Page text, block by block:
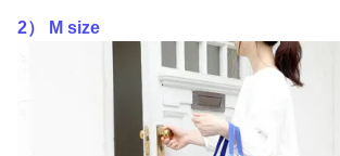
2） M size